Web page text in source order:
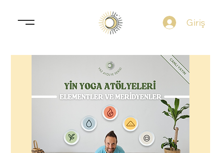
Giriş